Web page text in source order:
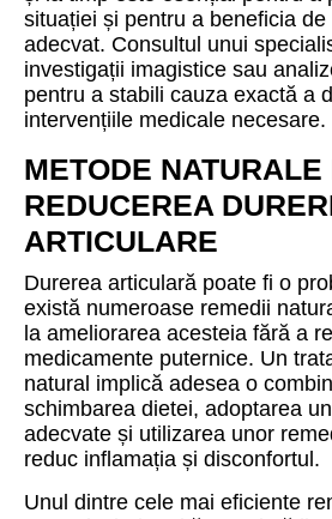
situației și pentru a beneficia
adecvat. Consultul unui
investigații imagistice sau
pentru a stabili cauza exactă a
intervențiile medicale necesare.
METODE NATURALE
REDUCEREA
ARTICULARE
Durerea articulară poate fi o
există numeroase remedii
la ameliorarea acesteia fără a
medicamente puternice. Un
natural implică adesea o
schimbarea dietei, adoptarea
adecvate și utilizarea unor
reduc inflamația și disconfortul.
Unul dintre cele mai eficiente